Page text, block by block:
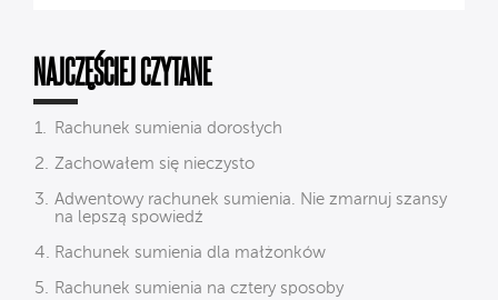
NAJCZĘŚCIEJ CZYTANE
Rachunek sumienia dorosłych
Zachowałem się nieczysto
Adwentowy rachunek sumienia. Nie zmarnuj szansy
na lepszą spowiedź
Rachunek sumienia dla małżonków
Rachunek sumienia na cztery sposoby